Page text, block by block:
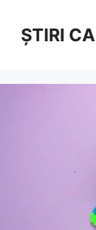
conținutȘTIRI